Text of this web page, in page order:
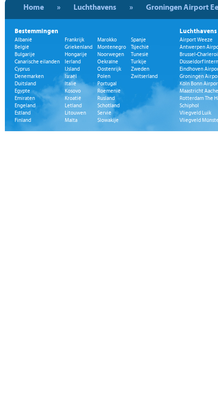
Home » Luchthavens » Groningen Airport
Bestemmingen
Albanië
België
Bulgarije
Canarische eilanden
Cyprus
Denemarken
Duitsland
Egypte
Emiraten
Engeland
Estland
Finland
Frankrijk
Griekenland
Hongarije
Ierland
IJsland
Israël
Italië
Kosovo
Kroatië
Letland
Litouwen
Malta
Marokko
Montenegro
Noorwegen
Oekraïne
Oostenrijk
Polen
Portugal
Roemenië
Rusland
Schotland
Servië
Slowakije
Spanje
Tsjechië
Tunesië
Turkije
Zweden
Zwitserland
Luchthavens
Airport Weeze
Antwerpen
Brussel-
Düsseldorf
Eindhoven
Groningen
Köln Bonn
Maastricht
Rotterdam The
Schiphol
Vliegveld Luik
Vliegveld